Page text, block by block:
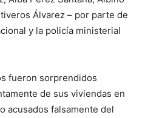
Álvarez – por parte de
y la policía ministerial
fueron sorprendidos
de sus viviendas en
acusados falsamente del